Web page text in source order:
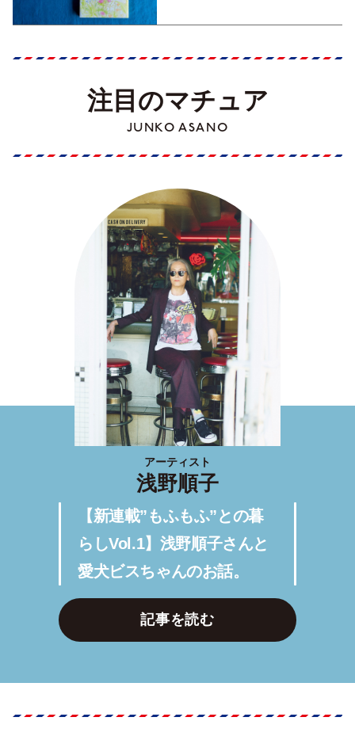
注目のマチュア
JUNKO ASANO
アーティスト
浅野順子
【新連載”もふもふ”との暮
らしVol.1】浅野順子さんと
愛犬ビスちゃんのお話。
記事を読む